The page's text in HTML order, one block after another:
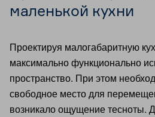
маленькой кухни
Проектируя малогабаритную
максимально функционально
пространство. При этом
свободное место для
возникало ощущение тесноты.